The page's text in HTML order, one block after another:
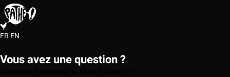
FREN
Vous avez une question ?